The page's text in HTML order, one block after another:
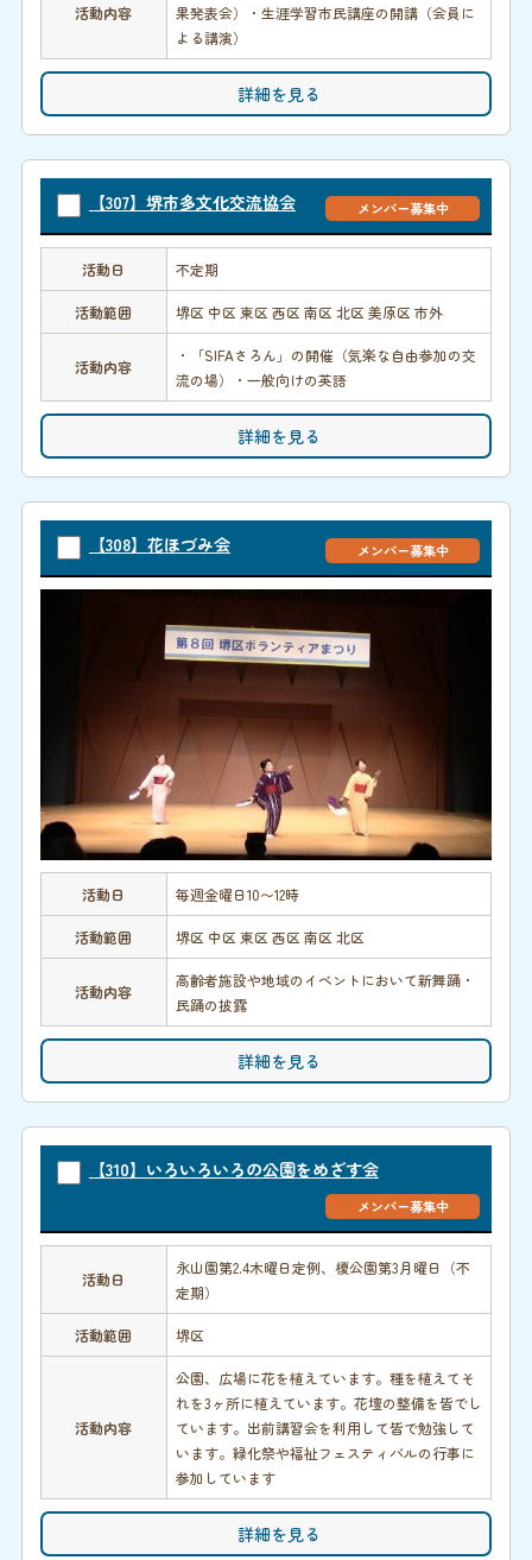
活動内容
果発表会）・生涯学習市民講座の開講（会員に
よる講演）
詳細を見る
【307】堺市多文化交流協会 メンバー募集中
活動日 不定期
活動範囲 堺区 中区 東区 西区 南区 北区 美原区 市外
活動内容
・「SIFAさろん」の開催（気楽な自由参加の交
流の場）・一般向けの英語
詳細を見る
【308】花ほづみ会 メンバー募集中
活動日 毎週金曜日10〜12時
活動範囲 堺区 中区 東区 西区 南区 北区
活動内容
高齢者施設や地域のイベントにおいて新舞踊・
民踊の披露
詳細を見る
【310】いろいろいろの公園をめざす会
メンバー募集中
活動日
永山園第2.4木曜日定例、榎公園第3月曜日（不
定期）
活動範囲 堺区
活動内容
公園、広場に花を植えています。種を植えてそ
れを3ヶ所に植えています。花壇の整備を皆でし
ています。出前講習会を利用して皆で勉強して
います。緑化祭や福祉フェスティバルの行事に
参加しています
詳細を見る